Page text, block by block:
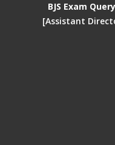
BJS Exam
[Assistant